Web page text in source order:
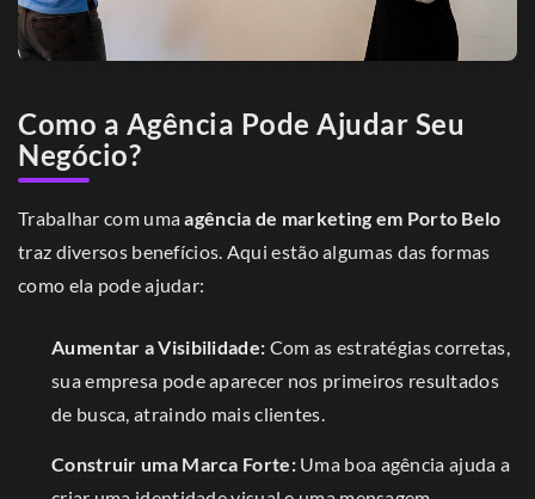
Como a Agência Pode Ajudar Seu
Negócio?
Trabalhar com umaagência de marketing em Porto Belo
traz diversos benefícios. Aqui estão algumas das formas
como ela pode ajudar:
Aumentar a Visibilidade: Com as estratégias corretas,
sua empresa pode aparecer nos primeiros resultados
de busca, atraindo mais clientes.
Construir uma Marca Forte:Uma boa agência ajuda a